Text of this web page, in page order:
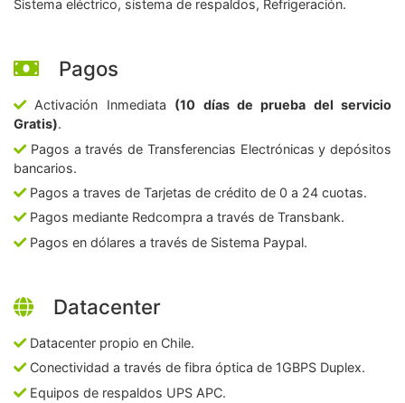
Sistema eléctrico, sistema de respaldos, Refrigeración.
Pagos
Activación Inmediata (10 días de prueba del servicio
Gratis).
Pagos a través de Transferencias Electrónicas y depósitos
bancarios.
Pagos a traves de Tarjetas de crédito de 0 a 24 cuotas.
Pagos mediante Redcompra a través de Transbank.
Pagos en dólares a través de Sistema Paypal.
Datacenter
Datacenter propio en Chile.
Conectividad a través de fibra óptica de 1GBPS Duplex.
Equipos de respaldos UPS APC.